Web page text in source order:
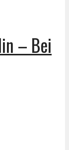
– Bei